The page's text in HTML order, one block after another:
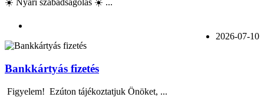
☀️ Nyári szabadságolás ☀️ ...
2026-07-10
Bankkártyás fizetés
Figyelem! Ezúton tájékoztatjuk Önöket, ...